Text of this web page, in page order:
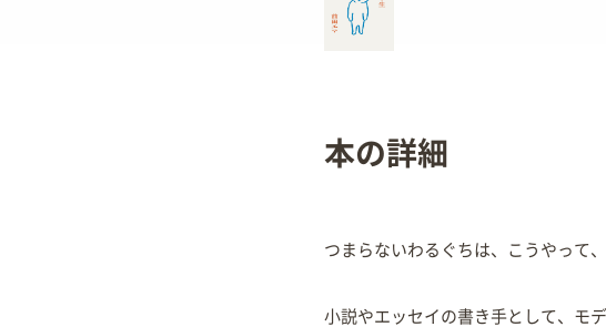
本の詳細
つまらないわるぐちは、こうやって
小説やエッセイの書き手として、モ